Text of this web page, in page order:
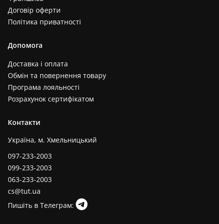
Договір оферти
Політика приватності
Допомога
Доставка і оплата
Обмін та повернення товару
Програма лояльності
Розрахунок сертифікатом
Контакти
Україна, м. Хмельницький
097-233-2003
099-233-2003
063-233-2003
cs@tut.ua
Пишіть в Телеграм: